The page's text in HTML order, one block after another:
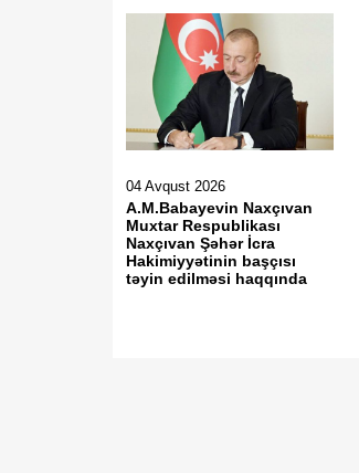
04 Avqust 2026
A.M.Babayevin Naxçıvan
Muxtar Respublikası
Naxçıvan Şəhər İcra
Hakimiyyətinin başçısı
təyin edilməsi haqqında